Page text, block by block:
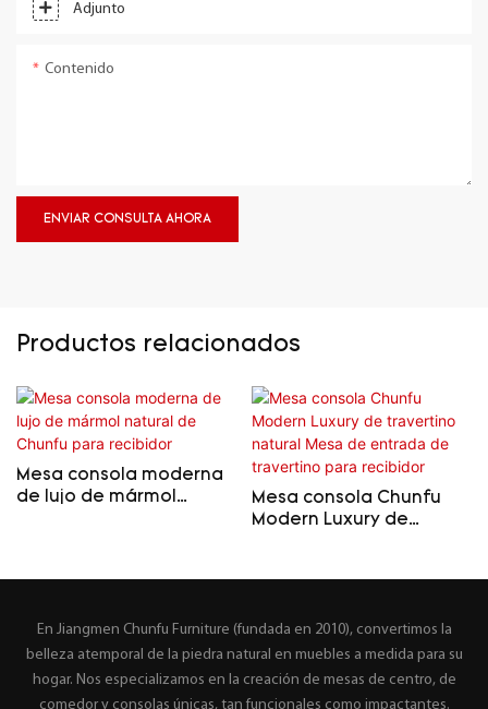
Adjunto
Contenido
ENVIAR CONSULTA AHORA
Productos relacionados
Mesa consola moderna
de lujo de mármol
Mesa consola Chunfu
Modern Luxury de
En Jiangmen Chunfu Furniture (fundada en 2010), convertimos la
belleza atemporal de la piedra natural en muebles a medida para su
hogar. Nos especializamos en la creación de mesas de centro, de
comedor y consolas únicas, tan funcionales como impactantes.